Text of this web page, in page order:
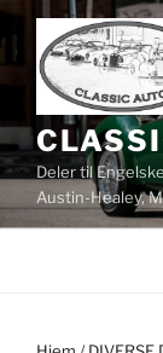
Gå
til
innhold
Deler til
Austin-Healey,